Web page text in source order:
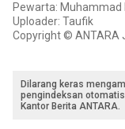
Pewarta: Muhammad
Uploader: Taufik
Copyright © ANTARA
Dilarang keras
pengindeksan
Kantor Berita ANTARA.